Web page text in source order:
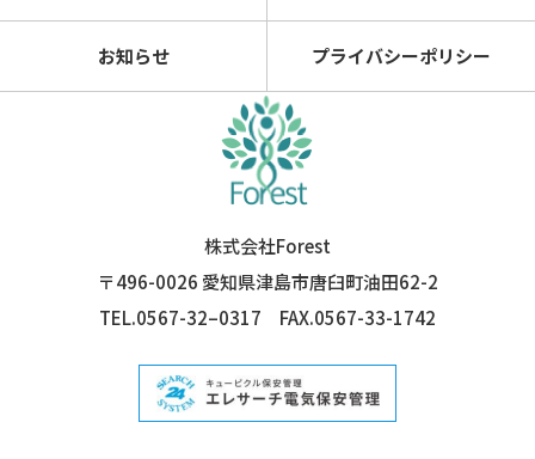
株式会社Forest
〒496-0026 愛知県津島市唐臼町油田62-2
TEL.0567-32–0317 FAX.0567-33-1742
お知らせ プライバシーポリシー